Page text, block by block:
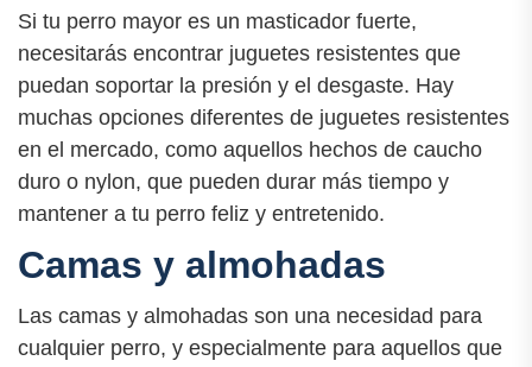
Si tu perro mayor es un masticador fuerte,
necesitarás encontrar juguetes resistentes que
puedan soportar la presión y el desgaste. Hay
muchas opciones diferentes de juguetes resistentes
en el mercado, como aquellos hechos de caucho
duro o nylon, que pueden durar más tiempo y
mantener a tu perro feliz y entretenido.
Camas y almohadas
Las camas y almohadas son una necesidad para
cualquier perro, y especialmente para aquellos que